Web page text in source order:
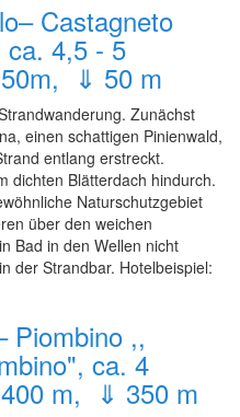
Castagneto
ca. 4,5 - 5
⇓ 50 m
Zunächst
einen schattigen Pinienwald,
entlang erstreckt.
dichten Blätterdach hindurch.
Naturschutzgebiet
über den weichen
Bad in den Wellen nicht
der Strandbar. Hotelbeispiel:
Piombino ,,
ca. 4
m, ⇓ 350 m